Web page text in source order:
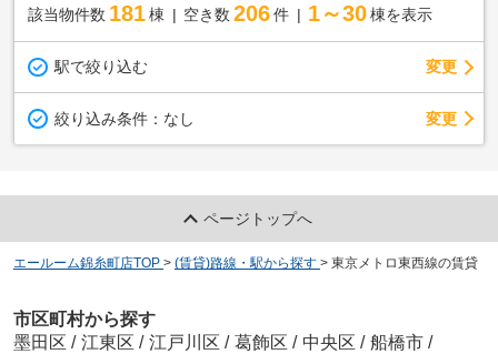
該当物件数 181棟 空き数 206 件 1～30 棟を表示
駅で絞り込む 変更
絞り込み条件： なし 変更
ページトップへ
エールーム錦糸町店TOP > (賃貸)路線・駅から探す > 東京メトロ東西線の賃貸
市区町村から探す
墨田区 / 江東区 / 江戸川区 / 葛飾区 / 中央区 / 船橋市 /